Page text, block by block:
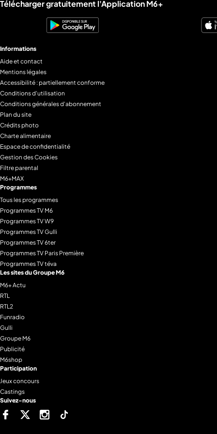
Liens utiles M6+.
Télécharger gratuitement l'Application M6+
Informations
Aide et contact
Mentions légales
Accessibilité : partiellement conforme
Conditions d'utilisation
Conditions générales d'abonnement
Plan du site
Crédits photo
Charte alimentaire
Espace de confidentialité
Gestion des Cookies
Filtre parental
M6+MAX
Programmes
Tous les programmes
Programmes TV M6
Programmes TV W9
Programmes TV Gulli
Programmes TV 6ter
Programmes TV Paris Première
Programmes TV téva
Les sites du Groupe M6
M6+ Actu
RTL
RTL2
Funradio
Gulli
Groupe M6
Publicité
M6shop
Participation
Jeux concours
Castings
Suivez-nous
FacebookTwitter Instagram